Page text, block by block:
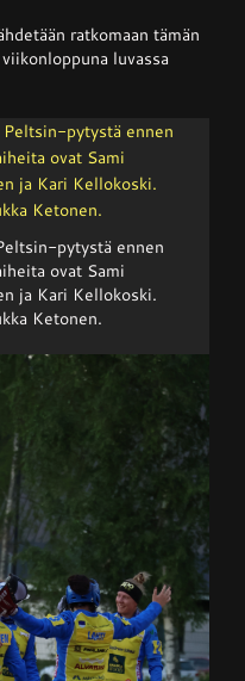
ratkomaan tämän
luvassa
pytystä ennen
ovat Sami
ja Kari Kellokoski.
Ketonen.